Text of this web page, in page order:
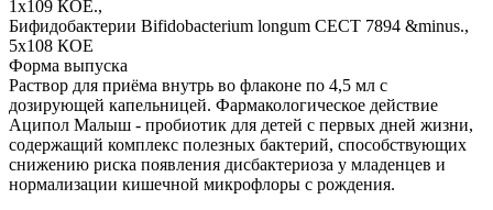
1х109 КОЕ.,
Бифидобактерии Bifidobacterium longum CECT 7894 &minus.,
5х108 КОЕ
Форма выпуска
Раствор для приёма внутрь во флаконе по 4,5 мл с
дозирующей капельницей. Фармакологическое действие
Аципол Малыш - пробиотик для детей с первых дней жизни,
содержащий комплекс полезных бактерий, способствующих
снижению риска появления дисбактериоза у младенцев и
нормализации кишечной микрофлоры с рождения.